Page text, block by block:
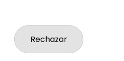
Rechazar